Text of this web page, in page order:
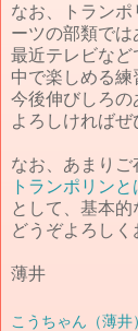
なお、トラン
ーツの部類では
最近テレビな
中で楽しめる練
今後伸びしろの
よろしければぜ
なお、あまりご
トランポリンと
として、基本的
どうぞよろしく
薄井
こうちゃん（薄井）